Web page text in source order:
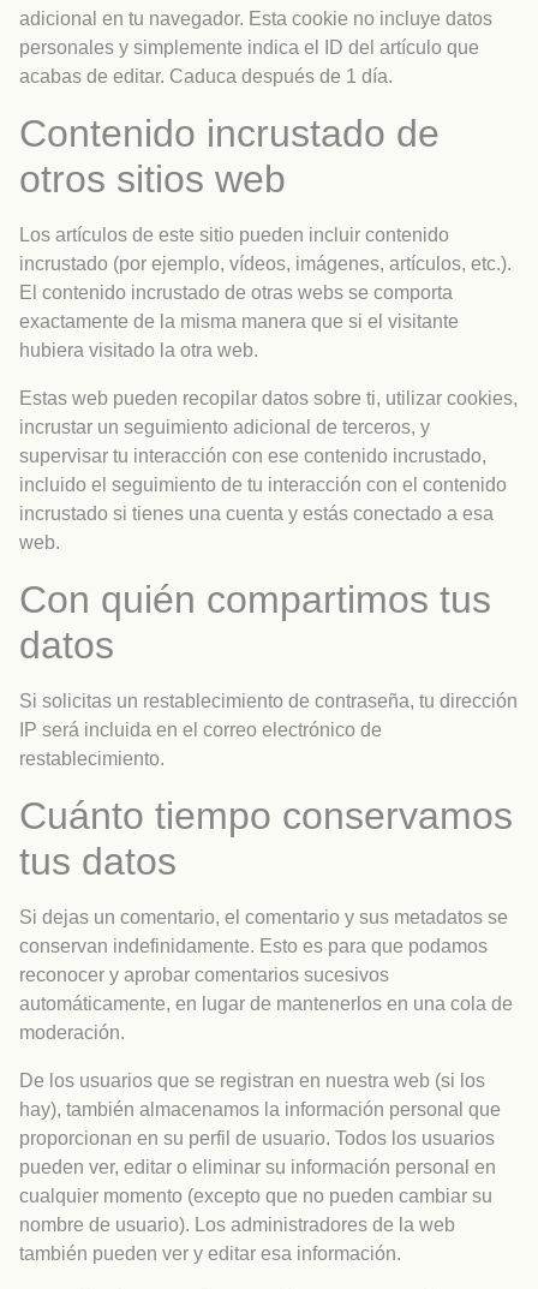
adicional en tu navegador. Esta cookie no incluye datos
personales y simplemente indica el ID del artículo que
acabas de editar. Caduca después de 1 día.
Contenido incrustado de
otros sitios web
Los artículos de este sitio pueden incluir contenido
incrustado (por ejemplo, vídeos, imágenes, artículos, etc.).
El contenido incrustado de otras webs se comporta
exactamente de la misma manera que si el visitante
hubiera visitado la otra web.
Estas web pueden recopilar datos sobre ti, utilizar cookies,
incrustar un seguimiento adicional de terceros, y
supervisar tu interacción con ese contenido incrustado,
incluido el seguimiento de tu interacción con el contenido
incrustado si tienes una cuenta y estás conectado a esa
web.
Con quién compartimos tus
datos
Si solicitas un restablecimiento de contraseña, tu dirección
IP será incluida en el correo electrónico de
restablecimiento.
Cuánto tiempo conservamos
tus datos
Si dejas un comentario, el comentario y sus metadatos se
conservan indefinidamente. Esto es para que podamos
reconocer y aprobar comentarios sucesivos
automáticamente, en lugar de mantenerlos en una cola de
moderación.
De los usuarios que se registran en nuestra web (si los
hay), también almacenamos la información personal que
proporcionan en su perfil de usuario. Todos los usuarios
pueden ver, editar o eliminar su información personal en
cualquier momento (excepto que no pueden cambiar su
nombre de usuario). Los administradores de la web
también pueden ver y editar esa información.